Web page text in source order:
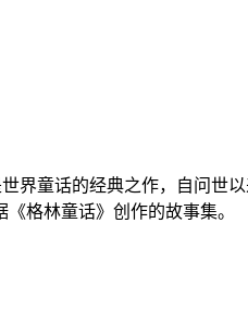
界童话的经典之作，自问世
格林童话》创作的故事集。